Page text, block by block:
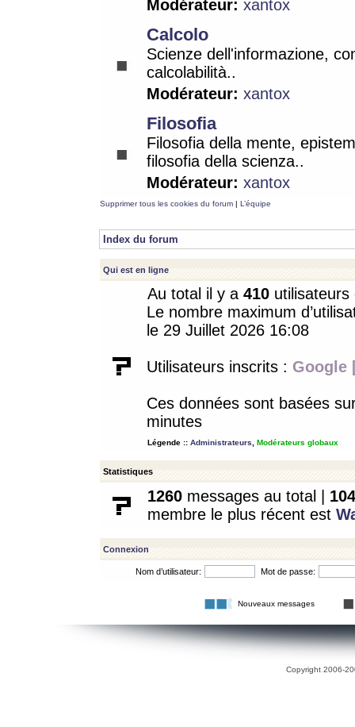
Modérateur: xantox
Calcolo
Scienze dell'informazione,
calcolabilità..
Modérateur: xantox
Filosofia
Filosofia della mente,
filosofia della scienza..
Modérateur: xantox
Supprimer tous les cookies du forum | L’équipe
Index du forum
Qui est en ligne
Au total il y a 410
Le nombre maximum
le 29 Juillet 2026 16:08
Utilisateurs inscrits : Google
Ces données sont basées
minutes
Légende :: Administrateurs Modérateurs globaux
Statistiques
1260 messages au total | 104
membre le plus récent est
Connexion
Nom d’utilisateur: Mot de passe:
Nouveaux messages
Copyright 2006-